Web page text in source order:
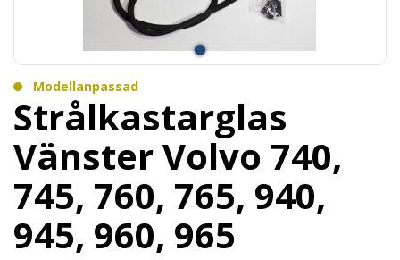
Modellanpassad
Strålkastarglas
Vänster Volvo 740,
745, 760, 765, 940,
945, 960, 965